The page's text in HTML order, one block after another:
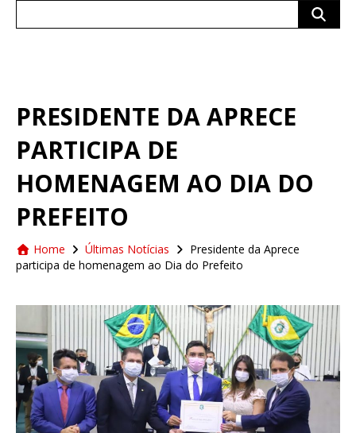
PRESIDENTE DA APRECE
PARTICIPA DE
HOMENAGEM AO DIA DO
PREFEITO
Home Últimas Notícias
Presidente da Aprece
participa de homenagem ao Dia do Prefeito